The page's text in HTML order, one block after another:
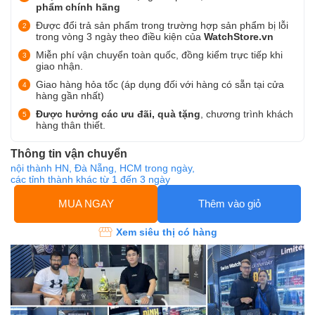
phẩm chính hãng
Được đổi trả sản phẩm trong trường hợp sản phẩm bị lỗi
trong vòng 3 ngày theo điều kiện của WatchStore.vn
Miễn phí vận chuyển toàn quốc, đồng kiểm trực tiếp khi
giao nhận.
Giao hàng hỏa tốc (áp dụng đối với hàng có sẵn tại cửa
hàng gần nhất)
Được hưởng các ưu đãi, quà tặng , chương trình khách
hàng thân thiết.
Thông tin vận chuyển
nội thành HN, Đà Nẵng, HCM trong ngày,
các tỉnh thành khác từ 1 đến 3 ngày
MUA NGAY Thêm vào giỏ
Xem siêu thị có hàng